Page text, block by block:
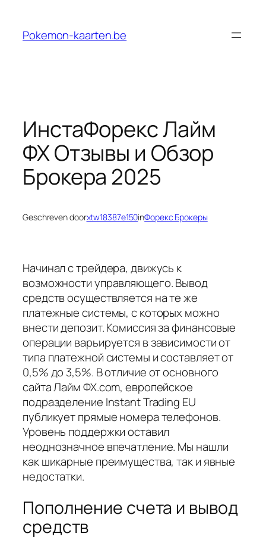
Pokemon-kaarten.be
ИнстаФорекс Лайм
ФХ Отзывы и Обзор
Брокера 2025
Geschreven doorxtw18387e150inФорекс Брокеры
Начинал с трейдера, движусь к
возможности управляющего. Вывод
средств осуществляется на те же
платежные системы, с которых можно
внести депозит. Комиссия за финансовые
операции варьируется в зависимости от
типа платежной системы и составляет от
0,5% до 3,5%. В отличие от основного
сайта Лайм ФХ.com, европейское
подразделение Instant Trading EU
публикует прямые номера телефонов.
Уровень поддержки оставил
неоднозначное впечатление. Мы нашли
как шикарные преимущества, так и явные
недостатки.
Пополнение счета и вывод
средств